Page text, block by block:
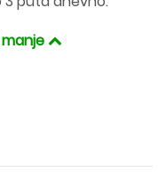
manje